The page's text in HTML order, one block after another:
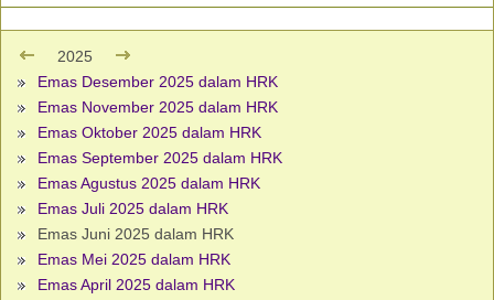
2025
Emas Desember 2025 dalam HRK
Emas November 2025 dalam HRK
Emas Oktober 2025 dalam HRK
Emas September 2025 dalam HRK
Emas Agustus 2025 dalam HRK
Emas Juli 2025 dalam HRK
Emas Juni 2025 dalam HRK
Emas Mei 2025 dalam HRK
Emas April 2025 dalam HRK